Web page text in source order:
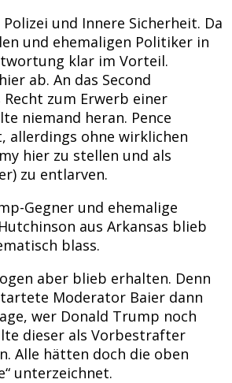
und Innere Sicherheit. Da
und ehemaligen Politiker in
klar im Vorteil.
ab. An das Second
zum Erwerb einer
niemand heran. Pence
allerdings ohne wirklichen
hier zu stellen und als
zu entlarven.
Gegner und ehemalige
aus Arkansas blieb
blass.
aber blieb erhalten. Denn
Moderator Baier dann
wer Donald Trump noch
dieser als Vorbestrafter
Alle hätten doch die oben
unterzeichnet.